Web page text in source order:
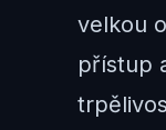
velkou
přístup